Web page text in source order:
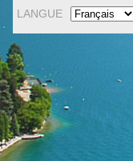
LANGUE